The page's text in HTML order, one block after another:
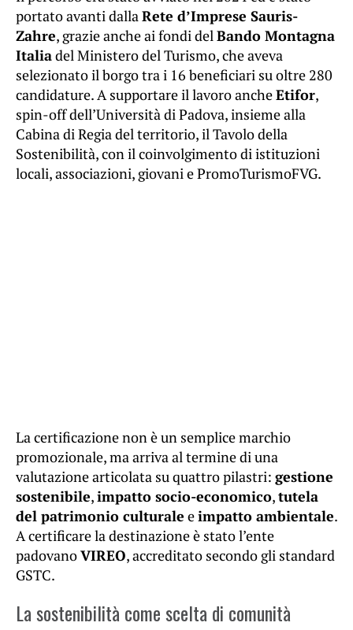
portato avanti dalla Rete d’Imprese Sauris-
Zahre, grazie anche ai fondi del Bando Montagna
Italiadel Ministero del Turismo, che aveva
selezionato il borgo tra i 16 beneficiari su oltre 280
candidature. A supportare il lavoro ancheEtifor,
spin-off dell’Università di Padova, insieme alla
Cabina di Regia del territorio, il Tavolo della
Sostenibilità, con il coinvolgimento di istituzioni
locali, associazioni, giovani e PromoTurismoFVG.
La certificazione non è un semplice marchio
promozionale, ma arriva al termine di una
valutazione articolata su quattro pilastri: gestione
sostenibile,impatto socio-economico,tutela
del patrimonio culturale eimpatto ambientale.
A certificare la destinazione è stato l’ente
padovanoVIREO, accreditato secondo gli standard
GSTC.
La sostenibilità come scelta di comunità